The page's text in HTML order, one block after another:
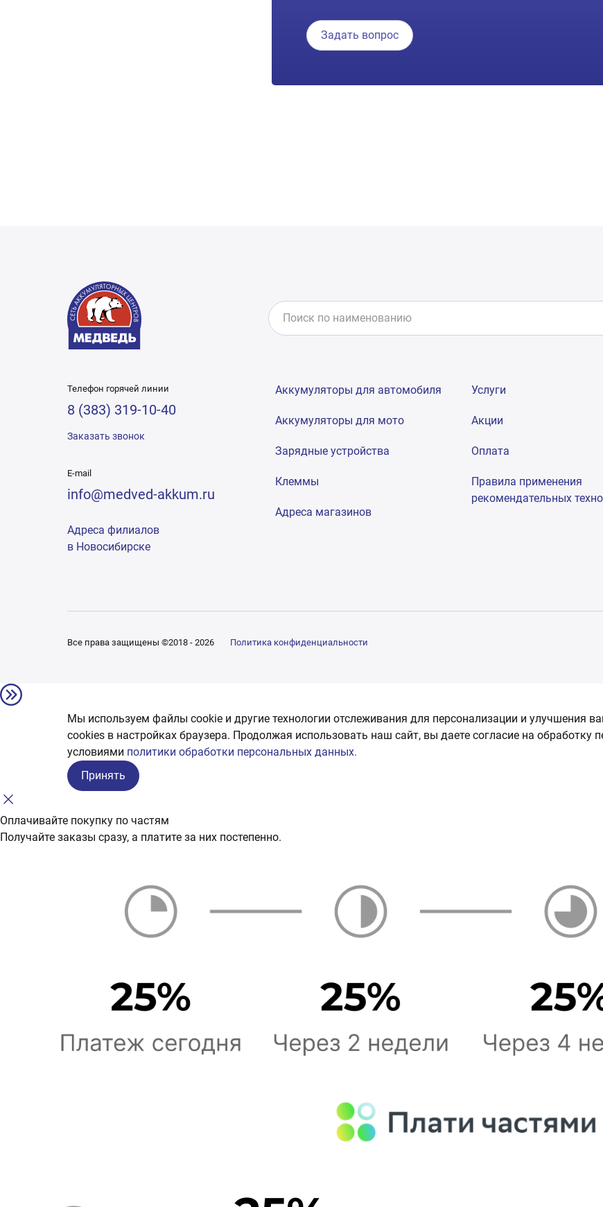
Задать вопрос
Телефон горячей линии
8 (383) 319-10-40
Заказать звонок
E-mail
info@medved-akkum.ru
Адреса филиалов
в Новосибирске
Аккумуляторы для автомобиля
Аккумуляторы для мото
Зарядные устройства
Клеммы
Адреса магазинов
Услуги
Акции
Оплата
Правила применения
рекомендательных
Все права защищены ©2018 - 2026 Политика конфиденциальности
Мы используем файлы cookie и другие технологии отслеживания для персонализации и улучшения
сookies в настройках браузера. Продолжая использовать наш сайт, вы даете согласие на обработку
условиями политики обработки персональных данных.
Принять
Оплачивайте покупку по частям
Получайте заказы сразу, а платите за них постепенно.